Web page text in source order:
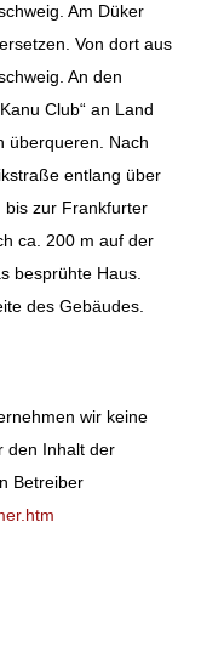
Am Düker
Von dort aus
An den
Club“ an Land
überqueren. Nach
entlang über
bis zur Frankfurter
ca. 200 m auf der
besprühte Haus.
des Gebäudes.
wir keine
den Inhalt der
Betreiber